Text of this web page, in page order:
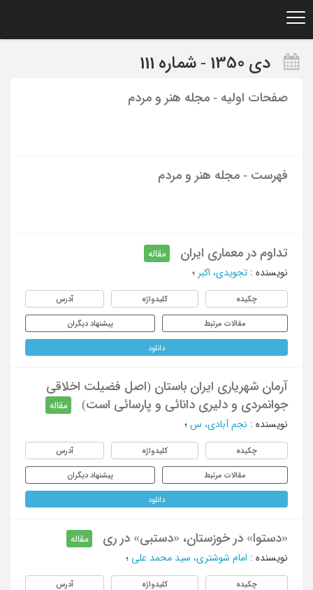
دی 1350 - شماره 111
صفحات اولیه - مجله هنر و مردم
فهرست - مجله هنر و مردم
تداوم در معماری ایران
مقاله
نویسنده : تجویدی، اکبر ؛
چکیده کلیدواژه آدرس
مقالات مرتبط پیشنهاد دیگران
دانلود
آرمان شهریاری ایران باستان (اصل فضیلت اخلاقی
جوانمردی و دلیری دانائی و پارسائی است)
مقاله
نویسنده : نجم آبادی، س ؛
چکیده کلیدواژه آدرس
مقالات مرتبط پیشنهاد دیگران
دانلود
«دستوا» در خوزستان، «دستبی» در ری
مقاله
نویسنده : امام شوشتری، سید محمد علی ؛
چکیده کلیدواژه آدرس